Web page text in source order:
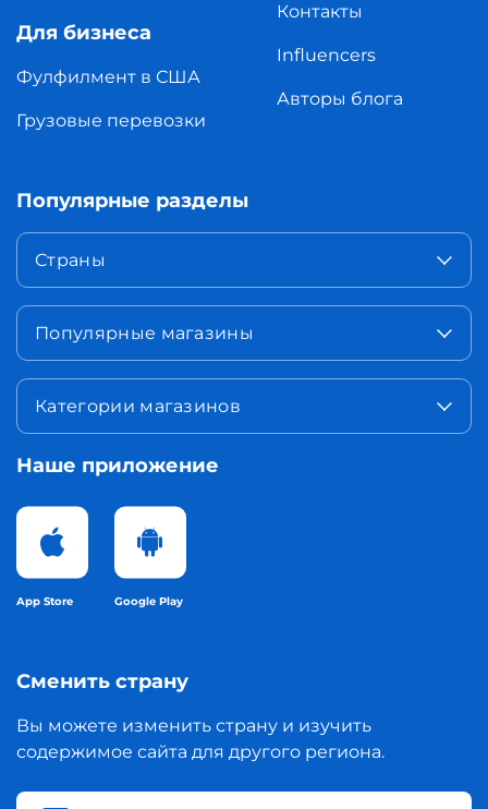
Для бизнеса
Фулфилмент в США
Грузовые перевозки
Контакты
Influencers
Авторы блога
Популярные разделы
Страны
Популярные магазины
Категории магазинов
Наше приложение
App Store Google Play
Сменить страну
Вы можете изменить страну и изучить
содержимое сайта для другого региона.